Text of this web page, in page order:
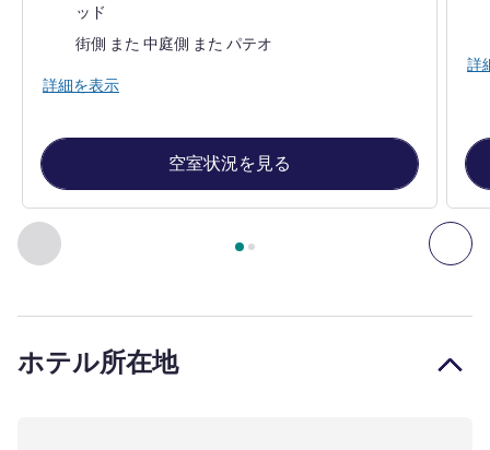
前に戻る - 客室 次
2 ページ中 , 客室 1 : ファミリールーム、クイーン
ッド
ビュー:
街側 また 中庭側 また パテオ
詳細を表示
空室状況を見る
詳
ホテル所在地